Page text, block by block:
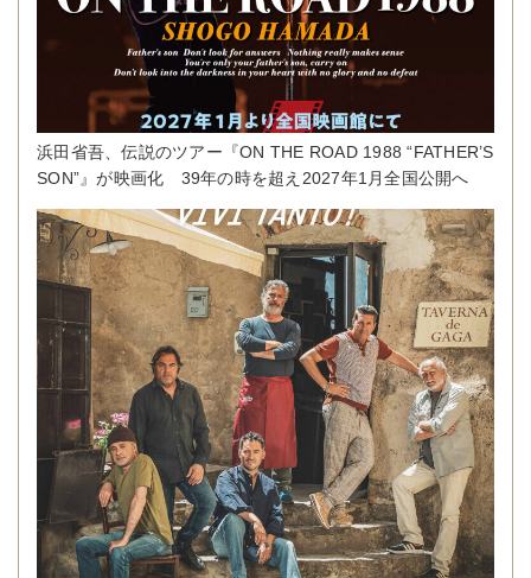
浜田省吾、伝説のツアー『ON THE ROAD 1988 “FATHER’S
SON”』が映画化 39年の時を超え2027年1月全国公開へ